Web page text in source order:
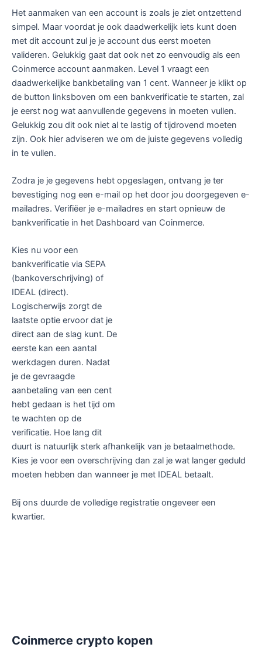
Het aanmaken van een account is zoals je ziet ontzettend
simpel. Maar voordat je ook daadwerkelijk iets kunt doen
met dit account zul je je account dus eerst moeten
valideren. Gelukkig gaat dat ook net zo eenvoudig als een
Coinmerce account aanmaken. Level 1 vraagt een
daadwerkelijke bankbetaling van 1 cent. Wanneer je klikt op
de button linksboven om een bankverificatie te starten, zal
je eerst nog wat aanvullende gegevens in moeten vullen.
Gelukkig zou dit ook niet al te lastig of tijdrovend moeten
zijn. Ook hier adviseren we om de juiste gegevens volledig
in te vullen.
Zodra je je gegevens hebt opgeslagen, ontvang je ter
bevestiging nog een e-mail op het door jou doorgegeven e-
mailadres. Verifiëer je e-mailadres en start opnieuw de
bankverificatie in het Dashboard van Coinmerce.
Kies nu voor een
bankverificatie via SEPA
(bankoverschrijving) of
IDEAL (direct).
Logischerwijs zorgt de
laatste optie ervoor dat je
direct aan de slag kunt. De
eerste kan een aantal
werkdagen duren. Nadat
je de gevraagde
aanbetaling van een cent
hebt gedaan is het tijd om
te wachten op de
verificatie. Hoe lang dit
duurt is natuurlijk sterk afhankelijk van je betaalmethode.
Kies je voor een overschrijving dan zal je wat langer geduld
moeten hebben dan wanneer je met IDEAL betaalt.
Bij ons duurde de volledige registratie ongeveer een
kwartier.
Coinmerce crypto kopen